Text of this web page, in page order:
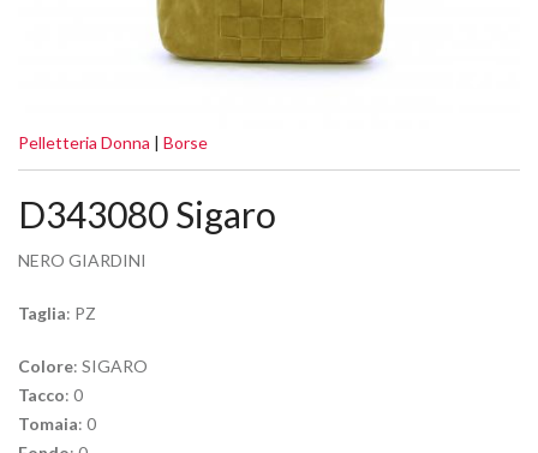
Pelletteria Donna | Borse
D343080 Sigaro
NERO GIARDINI
Taglia: PZ
Colore: SIGARO
Tacco: 0
Tomaia: 0